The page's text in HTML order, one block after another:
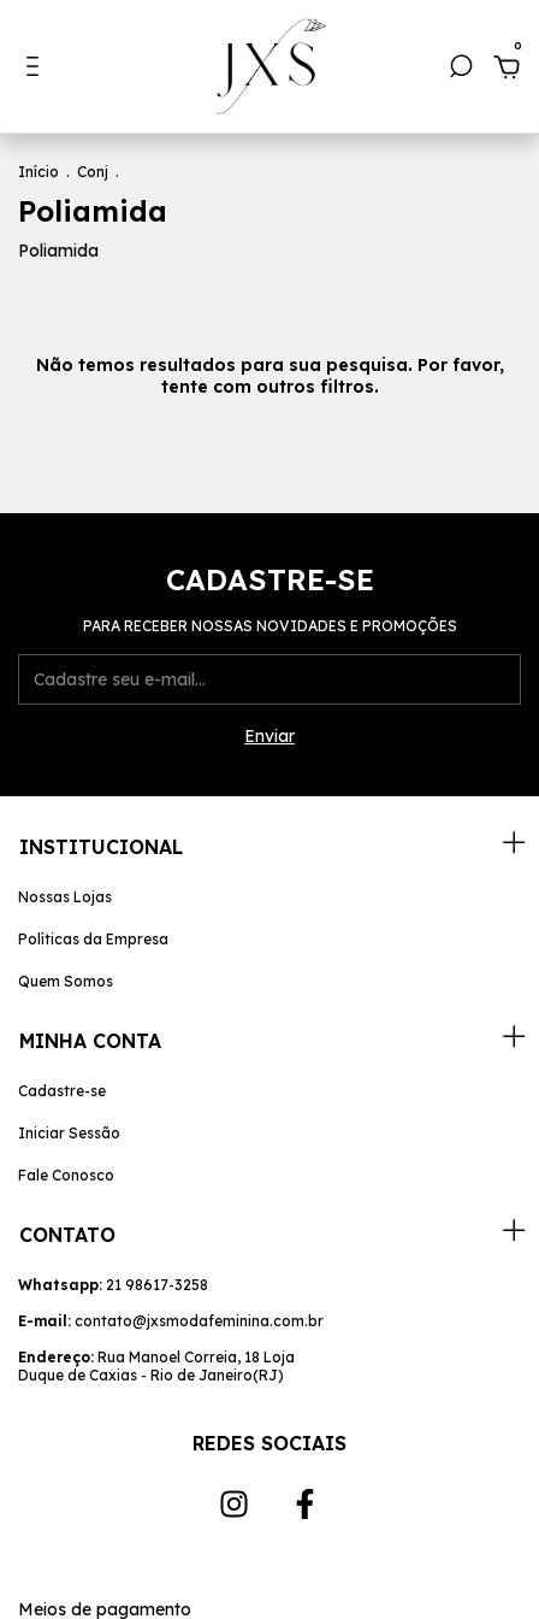
0
Início . Conj .
Poliamida
Poliamida
Não temos resultados para sua pesquisa. Por favor,
tente com outros filtros.
CADASTRE-SE
PARA RECEBER NOSSAS NOVIDADES E PROMOÇÕES
INSTITUCIONAL
Nossas Lojas
Políticas da Empresa
Quem Somos
MINHA CONTA
Cadastre-se
Iniciar Sessão
Fale Conosco
CONTATO
Whatsapp: 21 98617-3258
E-mail: contato@jxsmodafeminina.com.br
Endereço: Rua Manoel Correia, 18 Loja
Duque de Caxias - Rio de Janeiro(RJ)
REDES SOCIAIS
Meios de pagamento